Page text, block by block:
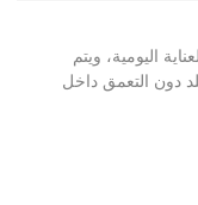
اليومية، ويتم
دون التعمق داخل